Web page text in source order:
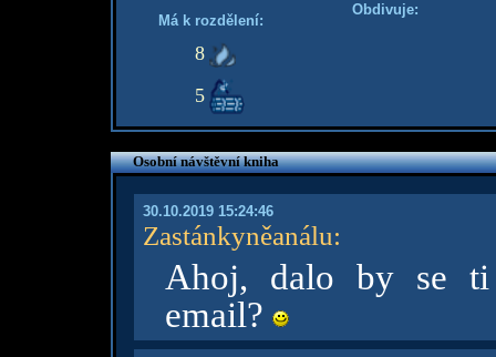
Má k rozdělení:
8
5
Obdivuje:
Osobní návštěvní kniha
30.10.2019 15:24:46
Zastánkyněanálu:
Ahoj, dalo by se ti
email?